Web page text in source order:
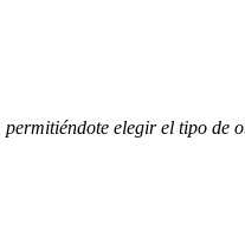
elegir el tipo de